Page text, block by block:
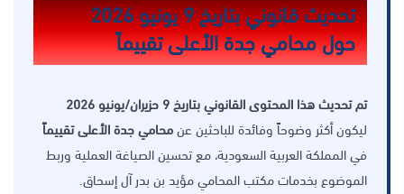
تحديث قانوني بتاريخ 9 يونيو 2026
حول محامي جدة الأعلى تقييماً
تم تحديث هذا المحتوى القانوني بتاريخ 9 حزيران/يونيو 2026
ليكون أكثر وضوحاً وفائدة للباحثين عنمحامي جدة الأعلى تقييماً
في المملكة العربية السعودية، مع تحسين الصياغة العملية وربط
الموضوع بخدمات مكتب المحامي مؤيد بن بدر آل إسحاق.